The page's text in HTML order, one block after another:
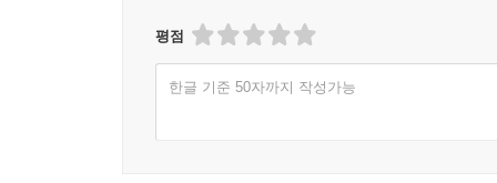
평점
한글 기준 50자까지 작성가능